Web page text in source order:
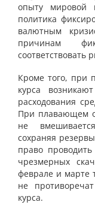
опыту мировой
политика
валютным
причинам
Кроме того, при
курса
расходования
При плавающем
не
сохраняя
право
чрезмерных
феврале и марте
не
курса.